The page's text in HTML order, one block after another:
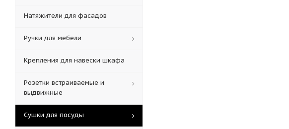
Натяжители для фасадов
Ручки для мебели
Крепления для навески шкафа
Розетки встраиваемые и
выдвижные
Сушки для посуды